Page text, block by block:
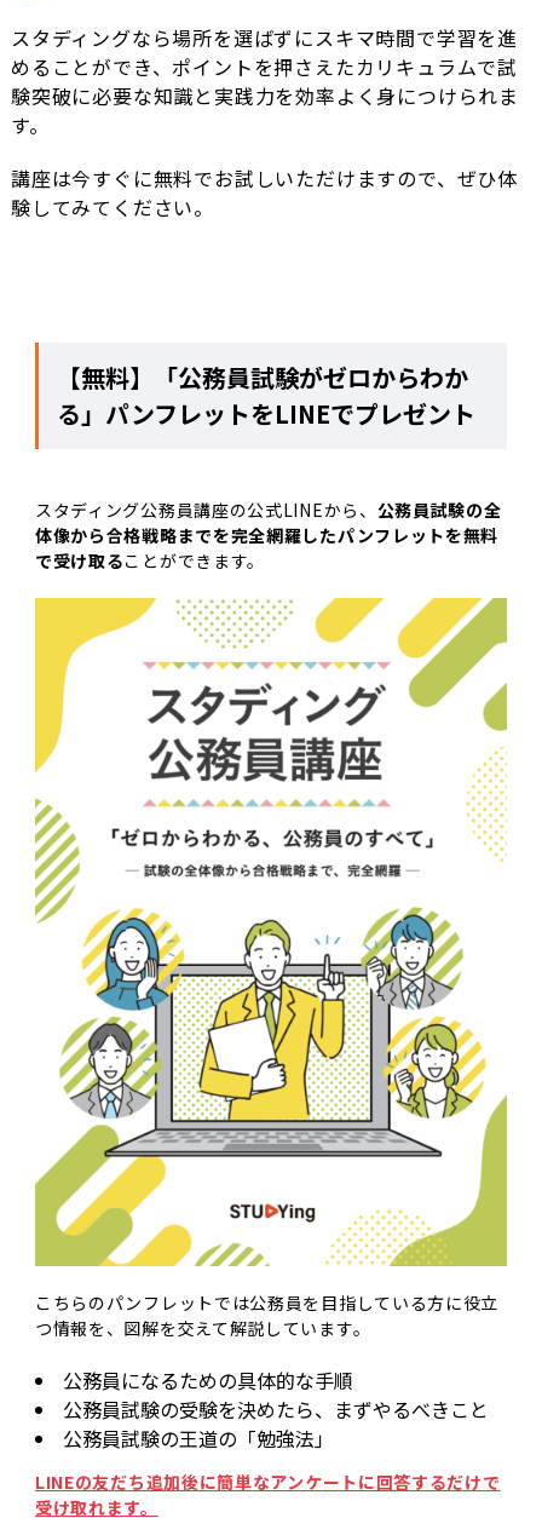
スタディングなら場所を選ばずにスキマ時間で学習を進
めることができ、ポイントを押さえたカリキュラムで試
験突破に必要な知識と実践力を効率よく身につけられま
す。
講座は今すぐに無料でお試しいただけますので、ぜひ体
験してみてください。
【無料】「公務員試験がゼロからわか
る」パンフレットをLINEでプレゼント
スタディング公務員講座の公式LINEから、 公務員試験の全
体像から合格戦略までを完全網羅したパンフレットを無料
で受け取ることができます。
こちらのパンフレットでは公務員を目指している方に役立
つ情報を、図解を交えて解説しています。
公務員になるための具体的な手順
公務員試験の受験を決めたら、まずやるべきこと
公務員試験の王道の「勉強法」
LINEの友だち追加後に簡単なアンケートに回答するだけで
受け取れます。